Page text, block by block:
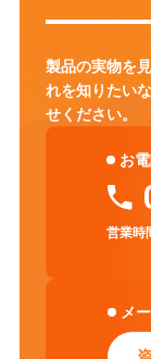
製品の実物を
れを知りたいな
せください。
お
営業時
メ